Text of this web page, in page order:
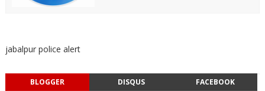
jabalpur police alert
BLOGGER DISQUS FACEBOOK